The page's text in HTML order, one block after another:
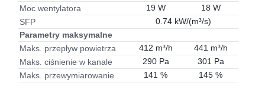
Moc wentylatora
19 W
18 W
SFP
0.74 kW/(m³/s)
Parametry maksymalne
Maks. przepływ powietrza
412 m³/h
441 m³/h
Maks. ciśnienie w kanale
290 Pa
301 Pa
Maks. przewymiarowanie
141 % 145 %